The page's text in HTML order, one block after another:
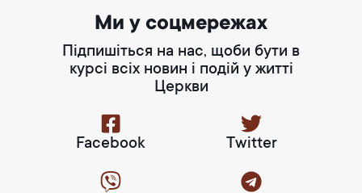
Ми у соцмережах
Підпишіться на нас, щоби бути в
курсі всіх новин і подій у житті
Церкви
Facebook Twitter